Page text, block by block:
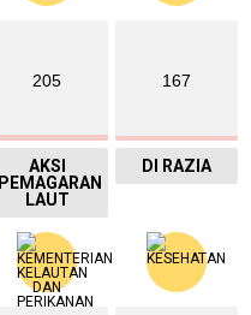
205
AKSI
PEMAGARAN
LAUT
167
DI RAZIA